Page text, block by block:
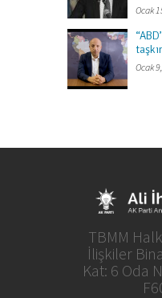
Ocak
Ocak
TBMM
İlişkiler
Kat: 6 Oda